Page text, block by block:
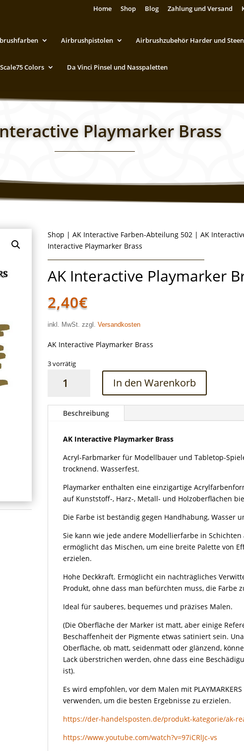
Home Shop Blog Zahlung und Versand
Airbrushpistolen Airbrushzubehör Harder und
Scale75 Colors Da Vinci Pinsel und Nasspaletten
Playmarker Brass
Shop |AK Interactive Farben-Abteilung 502 |AK
Interactive Playmarker Brass
AK Interactive Playmarker
2,40€
inkl. MwSt. zzgl.Versandkosten
AK Interactive Playmarker Brass
3 vorrätig
Interactive
Brass
In den Warenkorb
Beschreibung
AK Interactive Playmarker Brass
Acryl-Farbmarker für Modellbauer und Tabletop-
trocknend. Wasserfest.
Playmarker enthalten eine einzigartige
auf Kunststoff-, Harz-, Metall- und Holzoberflächen
Die Farbe ist beständig gegen Handhabung, Wasser
Sie kann wie jede andere Modellierfarbe in
ermöglicht das Mischen, um eine breite Palette von
erzielen.
Hohe Deckkraft. Ermöglicht ein nachträgliches
Produkt, ohne dass man befürchten muss, die Farbe
Ideal für sauberes, bequemes und präzises Malen.
(Die Oberfläche der Marker ist matt, aber einige
Beschaffenheit der Pigmente etwas satiniert sein.
Oberfläche, ob matt, seidenmatt oder glänzend,
Lack überstrichen werden, ohne dass eine
ist).
Es wird empfohlen, vor dem Malen mit
verwenden, um die besten Ergebnisse zu erzielen.
https://der-handelsposten.de/produkt-kategorie/ak-
https://www.youtube.com/watch?v=97iCRlJc-vs